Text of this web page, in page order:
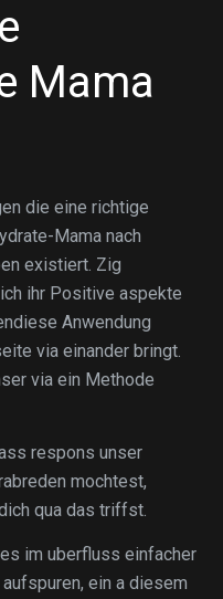
Mama
die eine richtige
Mama nach
existiert. Zig
ihr Positive aspekte
Anwendung
via einander bringt.
via ein Methode
respons unser
mochtest,
qua das triffst.
im uberfluss einfacher
ein a diesem